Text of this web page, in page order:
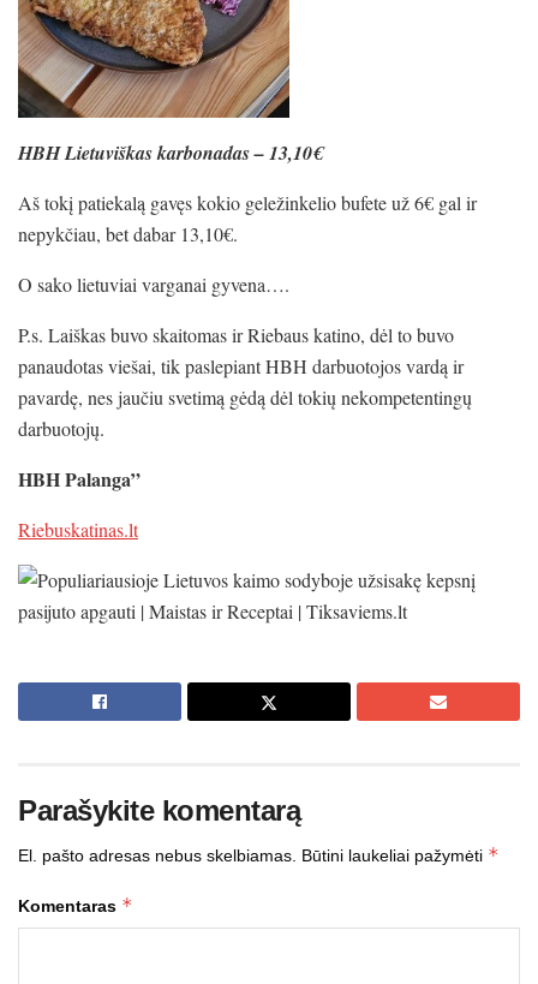
HBH Lietuviškas karbonadas – 13,10€
Aš tokį patiekalą gavęs kokio geležinkelio bufete už 6€ gal ir
nepykčiau, bet dabar 13,10€.
O sako lietuviai varganai gyvena….
P.s. Laiškas buvo skaitomas ir Riebaus katino, dėl to buvo
panaudotas viešai, tik paslepiant HBH darbuotojos vardą ir
pavardę, nes jaučiu svetimą gėdą dėl tokių nekompetentingų
darbuotojų.
HBH Palanga”
Riebuskatinas.lt
Parašykite komentarą
El. pašto adresas nebus skelbiamas. Būtini laukeliai pažymėti *
Komentaras *